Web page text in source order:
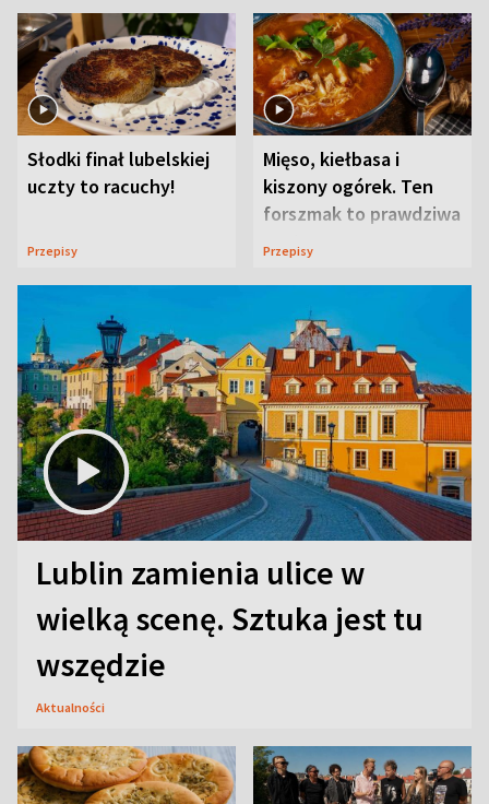
Słodki finał lubelskiej
uczty to racuchy!
Przepisy
Mięso, kiełbasa i
kiszony ogórek. Ten
forszmak to prawdziwa
uczta
Przepisy
Lublin zamienia ulice w
wielką scenę. Sztuka jest tu
wszędzie
Aktualności